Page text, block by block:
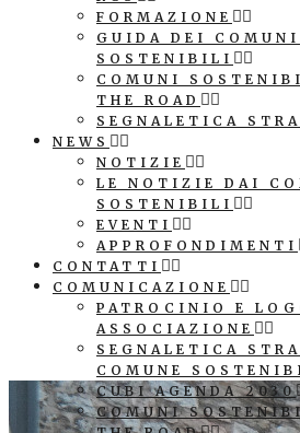
FORMAZIONE
GUIDA DEI COMUNI
SOSTENIBILI
COMUNI
THE ROAD
SEGNALETICA
NEWS
NOTIZIE
LE NOTIZIE DAI
SOSTENIBILI
EVENTI
APPROFONDIMENTI
CONTATTI
COMUNICAZIONE
PATROCINIO E
ASSOCIAZIONE
SEGNALETICA
COMUNE
CUBI AGENDA 2030
COMUNI